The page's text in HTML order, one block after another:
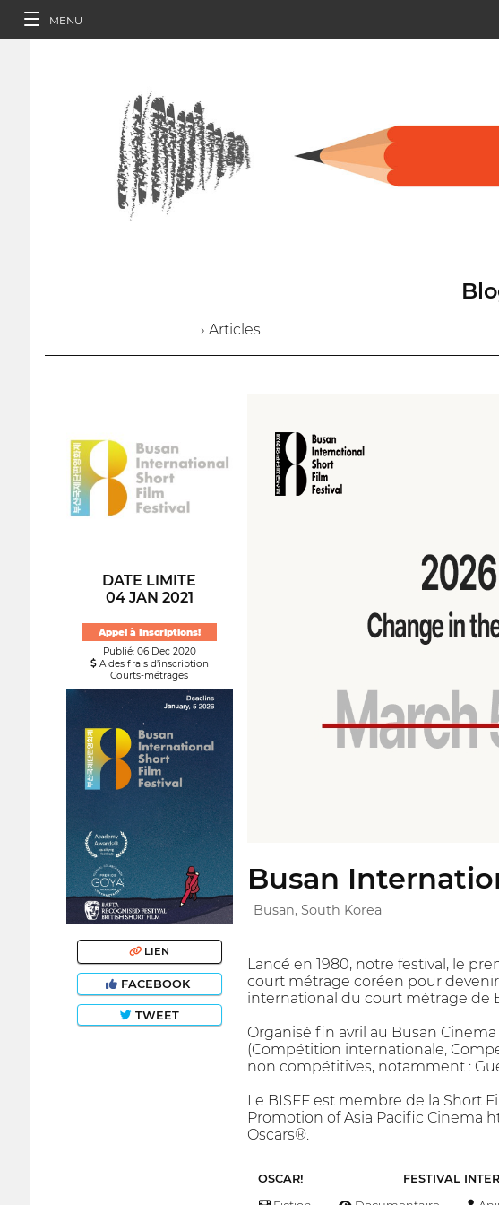
MENU
› Articles
DATE LIMITE
04 JAN 2021
Appel à Inscriptions!
Publié: 06 Dec 2020
A des frais d’inscription
Courts-métrages
LIEN
FACEBOOK
TWEET
Busan
Busan, South Korea
Lancé en 1980, notre festival, le
court métrage coréen pour
international du court métrage de
Organisé fin avril au Busan
(Compétition internationale,
non compétitives, notamment :
Le BISFF est membre de la Short
Promotion of Asia Pacific Cinema
Oscars®.
OSCAR! FESTIVAL